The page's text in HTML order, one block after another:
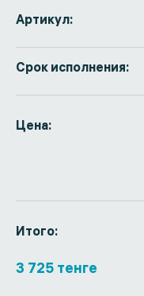
Артикул:
Срок исполнения:
Цена:
Итого:
3 725 тенге